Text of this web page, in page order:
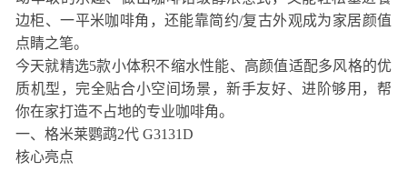
边柜、一平米咖啡角，还能靠简约/复古外观成为家居颜值
点睛之笔。
今天就精选5款小体积不缩水性能、高颜值适配多风格的优
质机型，完全贴合小空间场景，新手友好、进阶够用，帮
你在家打造不占地的专业咖啡角。
一、格米莱鹦鹉2代 G3131D
核心亮点